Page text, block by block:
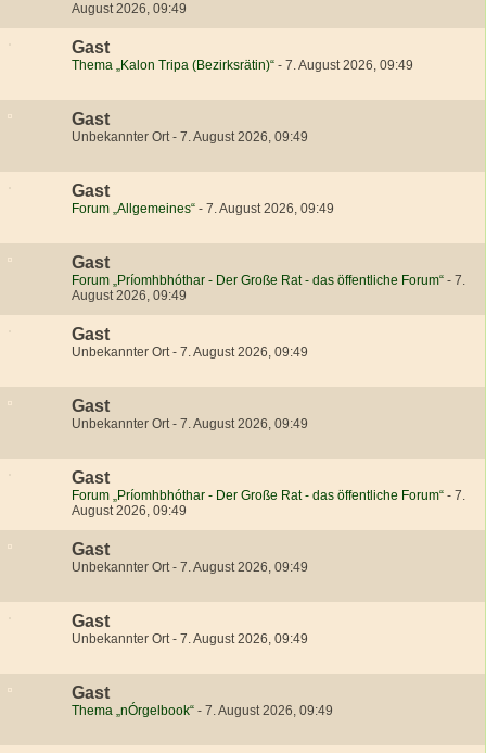
August 2026, 09:49
Gast
Thema „Kalon Tripa (Bezirksrätin)“ - 7. August 2026, 09:49
Gast
Unbekannter Ort - 7. August 2026, 09:49
Gast
Forum „Allgemeines“ - 7. August 2026, 09:49
Gast
Forum „Príomhbhóthar - Der Große Rat - das öffentliche Forum“ - 7.
August 2026, 09:49
Gast
Unbekannter Ort - 7. August 2026, 09:49
Gast
Unbekannter Ort - 7. August 2026, 09:49
Gast
Forum „Príomhbhóthar - Der Große Rat - das öffentliche Forum“ - 7.
August 2026, 09:49
Gast
Unbekannter Ort - 7. August 2026, 09:49
Gast
Unbekannter Ort - 7. August 2026, 09:49
Gast
Thema „nÓrgelbook“ - 7. August 2026, 09:49